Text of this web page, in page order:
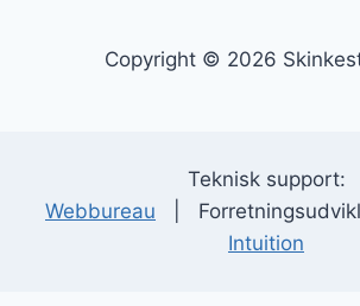
Copyright © 2026
Teknisk support:
Webbureau |
Intuition